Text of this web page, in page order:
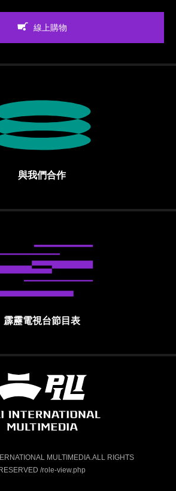
線上購物
與我們合作
霹靂電視台節目表
霹靂國際多媒體股份有限公司 PILI
MULTIMEDIA.ALL RIGHTS
RESERVED /role-view.php